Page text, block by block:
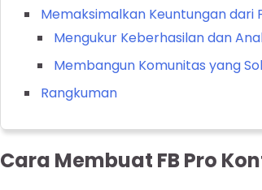
Memaksimalkan Keuntungan dari
Mengukur Keberhasilan dan
Membangun Komunitas yang
Rangkuman
Cara Membuat FB Pro